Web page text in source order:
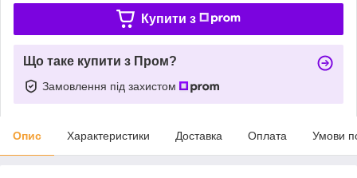
Купити з
Що таке купити з Пром?
Замовлення під захистом
Опис Характеристики Доставка Оплата Умови